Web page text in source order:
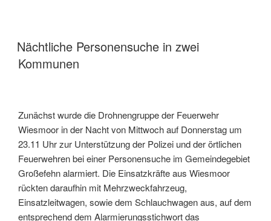
Nächtliche Personensuche in zwei
Kommunen
Zunächst wurde die Drohnengruppe der Feuerwehr
Wiesmoor in der Nacht von Mittwoch auf Donnerstag um
23.11 Uhr zur Unterstützung der Polizei und der örtlichen
Feuerwehren bei einer Personensuche im Gemeindegebiet
Großefehn alarmiert. Die Einsatzkräfte aus Wiesmoor
rückten daraufhin mit Mehrzweckfahrzeug,
Einsatzleitwagen, sowie dem Schlauchwagen aus, auf dem
entsprechend dem Alarmierungsstichwort das